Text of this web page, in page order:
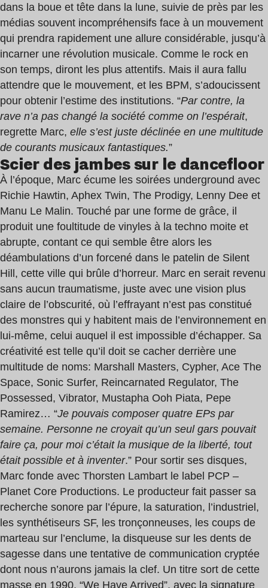
dans la boue et tête dans la lune, suivie de près par les
médias souvent incompréhensifs face à un mouvement
qui prendra rapidement une allure considérable, jusqu’à
incarner une révolution musicale. Comme le rock en
son temps, diront les plus attentifs. Mais il aura fallu
attendre que le mouvement, et les BPM, s’adoucissent
pour obtenir l’estime des institutions. “Par contre, la
rave n’a pas changé la société comme on l’espérait,
regrette Marc, elle s’est juste déclinée en une multitude
de courants musicaux fantastiques.”
Scier des jambes sur le dancefloor
À l’époque, Marc écume les soirées underground avec
Richie Hawtin, Aphex Twin, The Prodigy, Lenny Dee et
Manu Le Malin. Touché par une forme de grâce, il
produit une foultitude de vinyles à la techno moite et
abrupte, contant ce qui semble être alors les
déambulations d’un forcené dans le patelin de Silent
Hill, cette ville qui brûle d’horreur. Marc en serait revenu
sans aucun traumatisme, juste avec une vision plus
claire de l’obscurité, où l’effrayant n’est pas constitué
des monstres qui y habitent mais de l’environnement en
lui-même, celui auquel il est impossible d’échapper. Sa
créativité est telle qu’il doit se cacher derrière une
multitude de noms: Marshall Masters, Cypher, Ace The
Space, Sonic Surfer, Reincarnated Regulator, The
Possessed, Vibrator, Mustapha Ooh Piata, Pepe
Ramirez… “Je pouvais composer quatre EPs par
semaine. Personne ne croyait qu’un seul gars pouvait
faire ça, pour moi c’était la musique de la liberté, tout
était possible et à inventer.” Pour sortir ses disques,
Marc fonde avec Thorsten Lambart le label PCP –
Planet Core Productions. Le producteur fait passer sa
recherche sonore par l’épure, la saturation, l’industriel,
les synthétiseurs SF, les tronçonneuses, les coups de
marteau sur l’enclume, la disqueuse sur les dents de
sagesse dans une tentative de communication cryptée
dont nous n’aurons jamais la clef. Un titre sort de cette
masse en 1990, “We Have Arrived”, avec la signature